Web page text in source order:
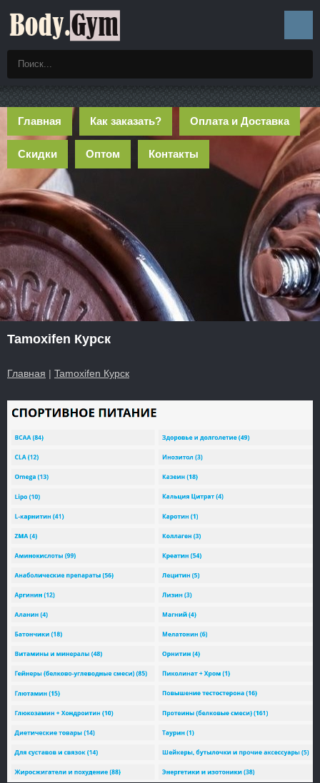
Главная Как заказать? Оплата и Доставка
Скидки Оптом Контакты
Tamoxifen Курск
Главная | Tamoxifen Курск